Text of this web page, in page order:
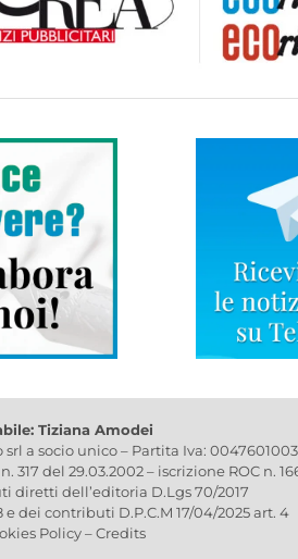
Tiziana Amodei
a socio unico – Partita Iva:
del 29.03.2002 – iscrizione ROC n.
diretti dell’editoria D.Lgs 70/2017
dei contributi D.P.C.M 17/04/2025 art. 4
Policy–Credits